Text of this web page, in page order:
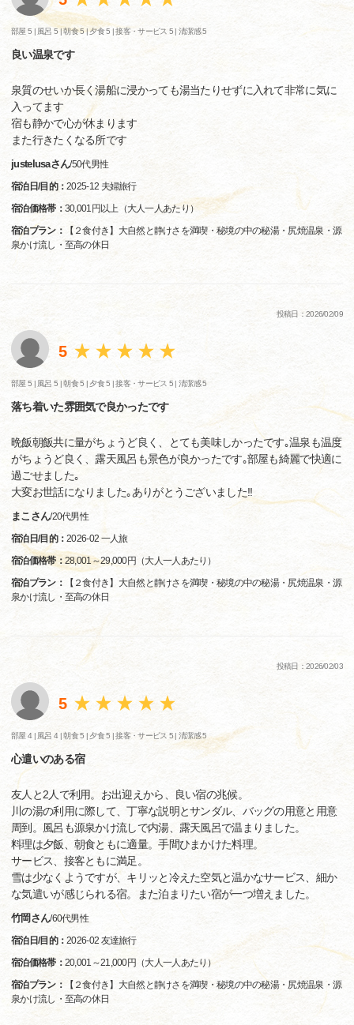
部屋 5 | 風呂 5 |朝食 5 |夕食 5 |接客・サービス 5 |清潔感 5
良い温泉です
泉質のせいか長く湯船に浸かっても湯当たりせずに入れて非常に気に
入ってます
宿も静かで心が休まります
また行きたくなる所です
justelusaさん/50代男性
宿泊日/目的：2025-12 夫婦旅行
宿泊価格帯： 30,001円以上（大人一人あたり）
宿泊プラン：
【２食付き】大自然と静けさを満喫・秘境の中の秘湯・尻焼温泉・源
泉かけ流し・至高の休日
投稿日：2026/02/09
5
部屋 5 | 風呂 5 |朝食 5 | 夕食 5 |接客・サービス 5 |清潔感 5
落ち着いた雰囲気で良かったです
晩飯朝飯共に量がちょうど良く、とても美味しかったです｡温泉も温度
がちょうど良く、露天風呂も景色が良かったです｡部屋も綺麗で快適に
過ごせました｡
大変お世話になりました｡ありがとうございました!!
まこさん/20代男性
宿泊日/目的：2026-02 一人旅
宿泊価格帯： 28,001～29,000円（大人一人あたり）
宿泊プラン：
【２食付き】大自然と静けさを満喫・秘境の中の秘湯・尻焼温泉・源
泉かけ流し・至高の休日
投稿日：2026/02/03
5
部屋 4 | 風呂 4 |朝食 5 | 夕食 5 |接客・サービス 5 |清潔感 5
心遣いのある宿
友人と2人で利用。お出迎えから、良い宿の兆候。
川の湯の利用に際して、丁寧な説明とサンダル、バッグの用意と用意
周到。風呂も源泉かけ流しで内湯、露天風呂で温まりました。
料理は夕飯、朝食ともに適量。手間ひまかけた料理。
サービス、接客ともに満足。
雪は少なくようですが、キリッと冷えた空気と温かなサービス、細か
な気遣いが感じられる宿。また泊まりたい宿が一つ増えました。
竹岡さん/60代男性
宿泊日/目的：2026-02 友達旅行
宿泊価格帯： 20,001～21,000円（大人一人あたり）
宿泊プラン：
【２食付き】大自然と静けさを満喫・秘境の中の秘湯・尻焼温泉・源
泉かけ流し・至高の休日